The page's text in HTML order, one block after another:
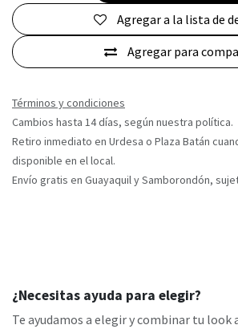
Agregar para
Agregar a la lista de
Términos y condiciones
Cambios hasta 14 días, según nuestra política.
Retiro inmediato en Urdesa o Plaza Batán
disponible en el local.
Envío gratis en Guayaquil y Samborondón,
¿Necesitas ayuda para elegir?
Te ayudamos a elegir y combinar tu look